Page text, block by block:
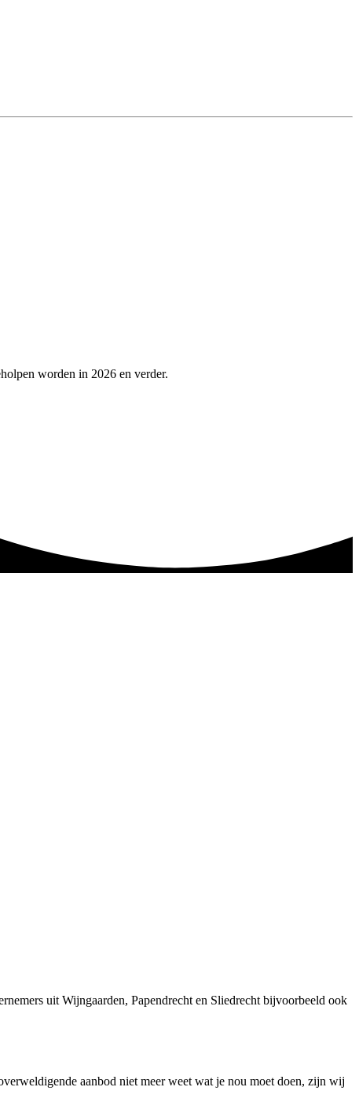
worden in 2026 en verder.
uit Wijngaarden, Papendrecht en Sliedrecht bijvoorbeeld ook
aanbod niet meer weet wat je nou moet doen, zijn wij